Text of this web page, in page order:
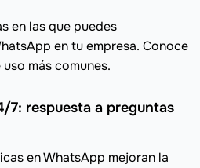
en las que puedes
en tu empresa. Conoce
más comunes.
7: respuesta a preguntas
en WhatsApp mejoran la